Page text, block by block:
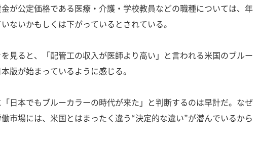
が公定価格である医療・介護・学校教員などの職種については、年
ないかもしくは下がっているとされている。
見ると、「配管工の収入が医師より高い」と言われる米国のブルー
版が始まっているように感じる。
日本でもブルーカラーの時代が来た」と判断するのは早計だ。なぜ
市場には、米国とはまったく違う“決定的な違い”が潜んでいるから